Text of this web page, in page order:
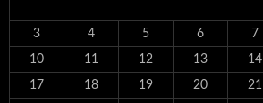
3 4 5 6 7
10 11 12 13 14
17 18 19 20 21